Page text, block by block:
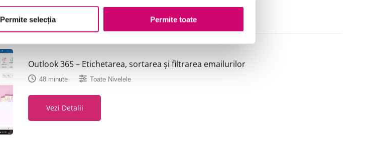
Permite selecția Permite toate
Outlook 365 – Etichetarea, sortarea și filtrarea emailurilor
48 minute Toate Nivelele
Vezi Detalii